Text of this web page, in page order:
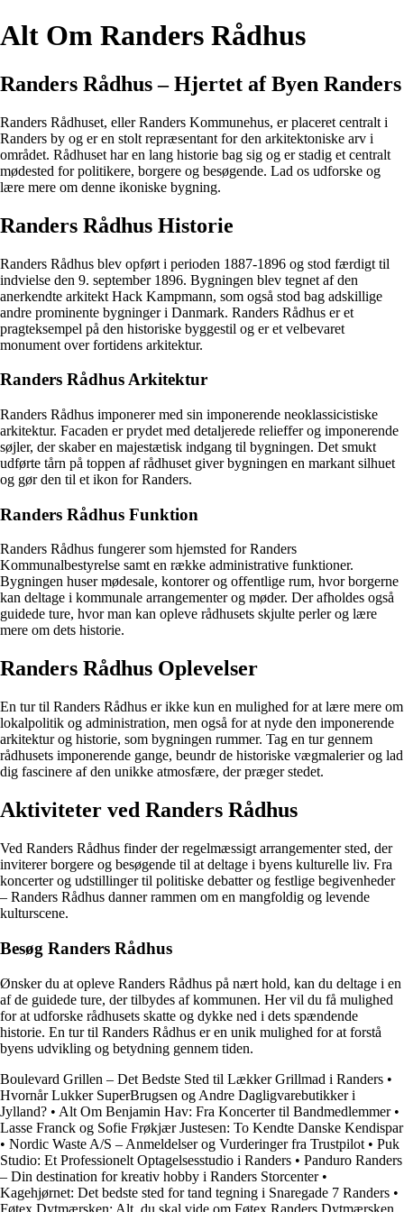
Alt Om Randers Rådhus
Randers Rådhus – Hjertet af Byen Randers
Randers Rådhuset, eller Randers Kommunehus, er placeret centralt i
Randers by og er en stolt repræsentant for den arkitektoniske arv i
området. Rådhuset har en lang historie bag sig og er stadig et centralt
mødested for politikere, borgere og besøgende. Lad os udforske og
lære mere om denne ikoniske bygning.
Randers Rådhus Historie
Randers Rådhus blev opført i perioden 1887-1896 og stod færdigt til
indvielse den 9. september 1896. Bygningen blev tegnet af den
anerkendte arkitekt Hack Kampmann, som også stod bag adskillige
andre prominente bygninger i Danmark. Randers Rådhus er et
pragteksempel på den historiske byggestil og er et velbevaret
monument over fortidens arkitektur.
Randers Rådhus Arkitektur
Randers Rådhus imponerer med sin imponerende neoklassicistiske
arkitektur. Facaden er prydet med detaljerede relieffer og imponerende
søjler, der skaber en majestætisk indgang til bygningen. Det smukt
udførte tårn på toppen af rådhuset giver bygningen en markant silhuet
og gør den til et ikon for Randers.
Randers Rådhus Funktion
Randers Rådhus fungerer som hjemsted for Randers
Kommunalbestyrelse samt en række administrative funktioner.
Bygningen huser mødesale, kontorer og offentlige rum, hvor borgerne
kan deltage i kommunale arrangementer og møder. Der afholdes også
guidede ture, hvor man kan opleve rådhusets skjulte perler og lære
mere om dets historie.
Randers Rådhus Oplevelser
En tur til Randers Rådhus er ikke kun en mulighed for at lære mere om
lokalpolitik og administration, men også for at nyde den imponerende
arkitektur og historie, som bygningen rummer. Tag en tur gennem
rådhusets imponerende gange, beundr de historiske vægmalerier og lad
dig fascinere af den unikke atmosfære, der præger stedet.
Aktiviteter ved Randers Rådhus
Ved Randers Rådhus finder der regelmæssigt arrangementer sted, der
inviterer borgere og besøgende til at deltage i byens kulturelle liv. Fra
koncerter og udstillinger til politiske debatter og festlige begivenheder
– Randers Rådhus danner rammen om en mangfoldig og levende
kulturscene.
Besøg Randers Rådhus
Ønsker du at opleve Randers Rådhus på nært hold, kan du deltage i en
af de guidede ture, der tilbydes af kommunen. Her vil du få mulighed
for at udforske rådhusets skatte og dykke ned i dets spændende
historie. En tur til Randers Rådhus er en unik mulighed for at forstå
byens udvikling og betydning gennem tiden.
Boulevard Grillen – Det Bedste Sted til Lækker Grillmad i Randers •
Hvornår Lukker SuperBrugsen og Andre Dagligvarebutikker i
Jylland? • Alt Om Benjamin Hav: Fra Koncerter til Bandmedlemmer•
Lasse Franck og Sofie Frøkjær Justesen: To Kendte Danske Kendispar
• Nordic Waste A/S – Anmeldelser og Vurderinger fra Trustpilot • Puk
Studio: Et Professionelt Optagelsesstudio i Randers • Panduro Randers
– Din destination for kreativ hobby i Randers Storcenter•
Kagehjørnet: Det bedste sted for tand tegning i Snaregade 7 Randers •
Føtex Dytmærsken: Alt, du skal vide om Føtex Randers Dytmærsken